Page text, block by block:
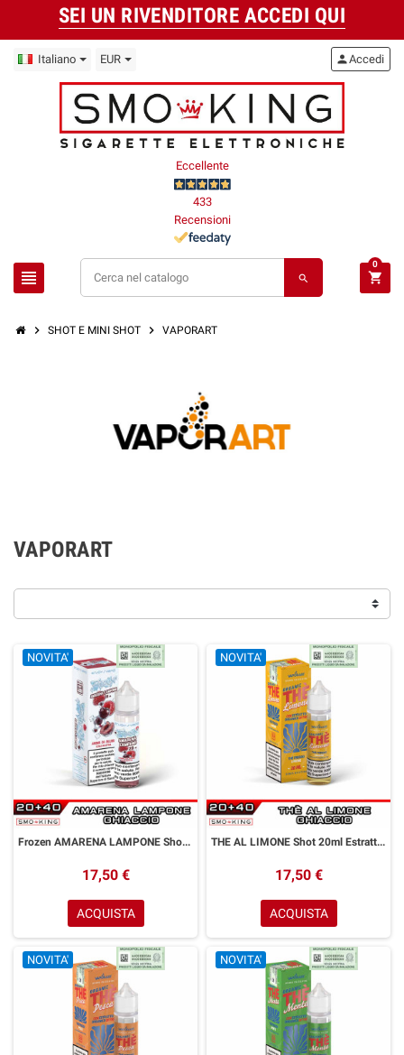
SEI UN RIVENDITORE ACCEDI QUI
Italiano EUR
Eccellente
433
Recensioni
view_headline search
personAccedi
shopping_cart
0
chevron_right SHOT E MINI SHOT chevron_right VAPORART
VAPORART
NOVITA'
Frozen AMARENA LAMPONE Shot 20ml ENJOYSVAPO Lampone Amarena Ghiaccio
17,50 €
ACQUISTA
NOVITA'
THE AL LIMONE Shot 20ml Estratti THE VaporART Tè Limone Ghiaccio
17,50 €
ACQUISTA
NOVITA' NOVITA'